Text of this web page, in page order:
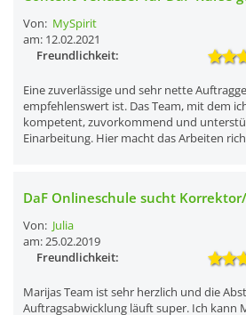
Von: MySpirit
am: 12.02.2021
Freundlichkeit:
Eine zuverlässige und sehr nette
empfehlenswert ist. Das Team, mit dem
kompetent, zuvorkommend und
Einarbeitung. Hier macht das Arbeiten
DaF Onlineschule sucht
Von: Julia
am: 25.02.2019
Freundlichkeit:
Marijas Team ist sehr herzlich und die
Auftragsabwicklung läuft super. Ich kann